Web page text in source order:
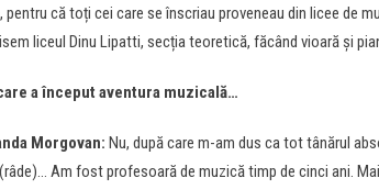
pentru că toți cei care se înscriau proveneau din licee de
liceul Dinu Lipatti, secția teoretică, făcând vioară și
a început aventura muzicală…
Morgovan: Nu, după care m-am dus ca tot tânărul
Am fost profesoară de muzică timp de cinci ani.